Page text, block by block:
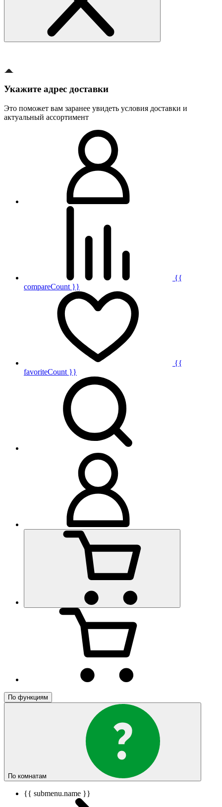
Укажите адрес доставки
Это поможет вам заранее увидеть условия доставки и
актуальный ассортимент
{{
compareCount }}
{{
favoriteCount }}
По функциям
По комнатам
{{ submenu.name }}